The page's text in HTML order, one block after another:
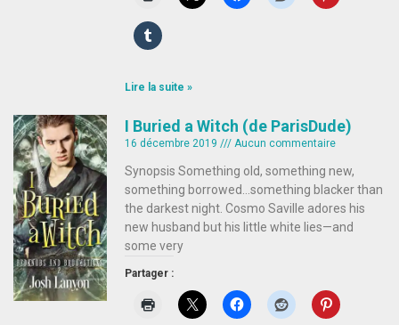
Lire la suite »
I Buried a Witch (de ParisDude)
16 décembre 2019 Aucun commentaire
Synopsis Something old, something new,
something borrowed…something blacker than
the darkest night. Cosmo Saville adores his
new husband but his little white lies—and
some very
Partager :